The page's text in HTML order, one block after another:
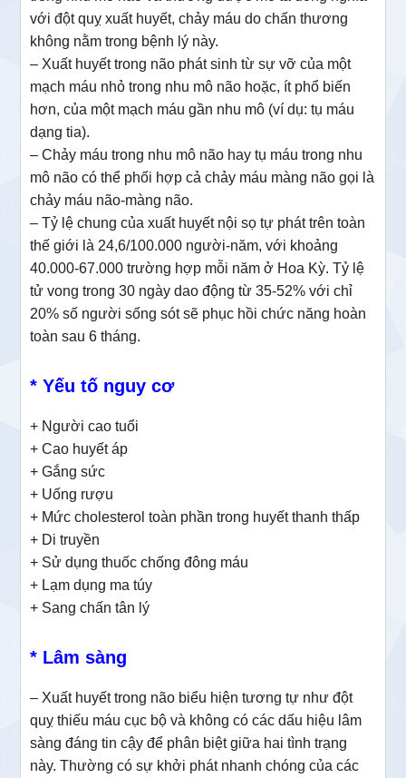
với đột quỵ xuất huyết, chảy máu do chấn thương
không nằm trong bệnh lý này.
– Xuất huyết trong não phát sinh từ sự vỡ của một
mạch máu nhỏ trong nhu mô não hoặc, ít phổ biến
hơn, của một mạch máu gần nhu mô (ví dụ: tụ máu
dạng tia).
– Chảy máu trong nhu mô não hay tụ máu trong nhu
mô não có thể phối hợp cả chảy máu màng não gọi là
chảy máu não-màng não.
–Tỷ lệ chung của xuất huyết nội sọ tự phát trên toàn
thế giới là 24,6/100.000 người-năm, với khoảng
40.000-67.000 trường hợp mỗi năm ở Hoa Kỳ.Tỷ lệ
tử vong trong 30 ngày dao động từ 35-52% với chỉ
20% số người sống sót sẽ phục hồi chức năng hoàn
toàn sau 6 tháng.
* Yếu tố nguy cơ
+ Người cao tuổi
+ Cao huyết áp
+ Gắng sức
+ Uống rượu
+ Mức cholesterol toàn phần trong huyết thanh thấp
+ Di truyền
+ Sử dụng thuốc chống đông máu
+ Lạm dụng ma túy
+ Sang chấn tân lý
* Lâm sàng
– Xuất huyết trong não biểu hiện tương tự như đột
quỵ thiếu máu cục bộ và không có các dấu hiệu lâm
sàng đáng tin cậy để phân biệt giữa hai tình trạng
này. Thường có sự khởi phát nhanh chóng của các